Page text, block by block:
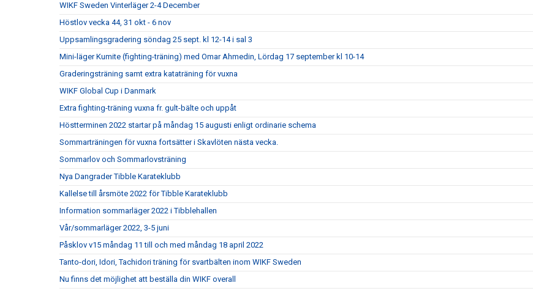
WIKF Sweden Vinterläger 2-4 December
Höstlov vecka 44, 31 okt - 6 nov
Uppsamlingsgradering söndag 25 sept. kl 12-14 i sal 3
Mini-läger Kumite (fighting-träning) med Omar Ahmedin, Lördag 17 september kl 10-14
Graderingsträning samt extra kataträning för vuxna
WIKF Global Cup i Danmark
Extra fighting-träning vuxna fr. gult-bälte och uppåt
Höstterminen 2022 startar på måndag 15 augusti enligt ordinarie schema
Sommarträningen för vuxna fortsätter i Skavlöten nästa vecka.
Sommarlov och Sommarlovsträning
Nya Dangrader Tibble Karateklubb
Kallelse till årsmöte 2022 för Tibble Karateklubb
Information sommarläger 2022 i Tibblehallen
Vår/sommarläger 2022, 3-5 juni
Påsklov v15 måndag 11 till och med måndag 18 april 2022
Tanto-dori, Idori, Tachidori träning för svartbälten inom WIKF Sweden
Nu finns det möjlighet att beställa din WIKF overall